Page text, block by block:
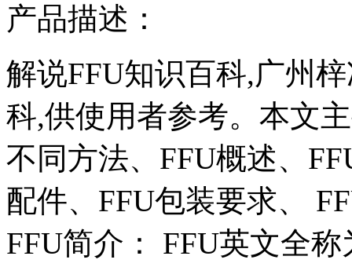
产品描述：
解说FFU知识百科,广州
科,供使用者参考。本文
不同方法、FFU概述、
配件、FFU包装要求、
FFU简介： FFU英文全